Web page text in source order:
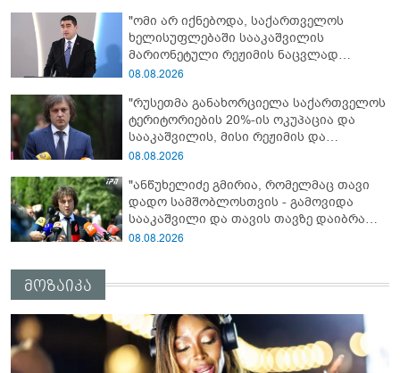
მსმენია ქართველების მიერ ტყვეების
დახვრეტაზე"
"ომი არ იქნებოდა, საქართველოს
ხელისუფლებაში სააკაშვილის
მარიონეტული რეჟიმის ნაცვლად
„ქართული ოცნების“ მსგავსი
2008 წლის ომი თუ არ იქნებოდა, დიდი
ალბათობით, არც უკრაინის ომი
იქნებოდა"
08.08.2026
"რუსეთმა განახორციელა საქართველოს
ტერიტორიების 20%-ის ოკუპაცია და
სააკაშვილის, მისი რეჟიმის და
„ნაცმოძრაობის“ ღალატი ვერანაირად
დანაშაული ჩვენი სახელმწიფოს წინაშე"
08.08.2026
"ანწუხელიძე გმირია, რომელმაც თავი
დადო სამშობლოსთვის - გამოვიდა
სააკაშვილი და თავის თავზე დაიბრალა
ანწუხელიძის გმირობა, სამარცხვინო
ამგვარს სთხოვდნენ მას"
08.08.2026
მოზაიკა